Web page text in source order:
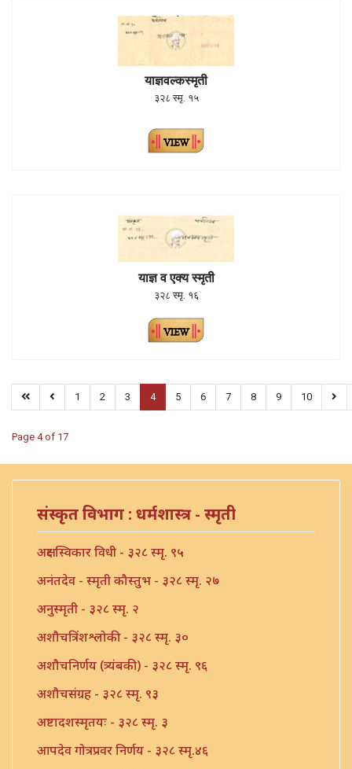
याज्ञवल्कस्मृती
३२८ स्मृ. १५
याज्ञ व एक्य स्मृती
३२८ स्मृ. १६
1 2 3 4 5 6 7 8 9 10
Page 4 of 17
संस्कृत विभाग : धर्मशास्त्र - स्मृती
अक्षर स्विकार विधी - ३२८ स्मृ. ९५
अनंतदेव - स्मृती कौस्तुभ - ३२८ स्मृ. २७
अनुस्मृती - ३२८ स्मृ. २
अशौचत्रिंशश्लोकी - ३२८ स्मृ. ३०
अशौचनिर्णय (त्र्यंबकी) - ३२८ स्मृ. ९६
अशौचसंग्रह - ३२८ स्मृ. ९३
अष्टादशस्मृतयः - ३२८ स्मृ. ३
आपदेव गोत्रप्रवर निर्णय - ३२८ स्मृ.४६